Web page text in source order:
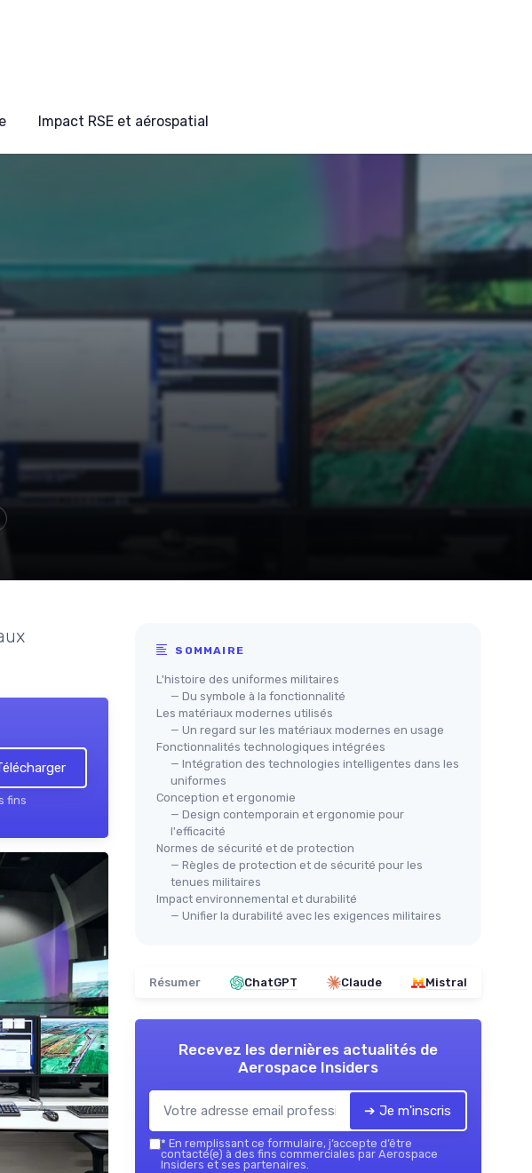
Impact RSE et aérospatial
fins
SOMMAIRE
L'histoire des uniformes militaires
— Du symbole à la fonctionnalité
Les matériaux modernes utilisés
— Un regard sur les matériaux modernes en usage
Fonctionnalités technologiques intégrées
— Intégration des technologies intelligentes dans les
uniformes
Conception et ergonomie
— Design contemporain et ergonomie pour
l'efficacité
Normes de sécurité et de protection
— Règles de protection et de sécurité pour les
tenues militaires
Impact environnemental et durabilité
— Unifier la durabilité avec les exigences militaires
Résumer ChatGPT Claude Mistral
Recevez les dernières actualités de
Aerospace Insiders
➔ Je m'inscris
* En remplissant ce formulaire, j’accepte d’être
contacté(e) à des fins commerciales par Aerospace
Insiders et ses partenaires.